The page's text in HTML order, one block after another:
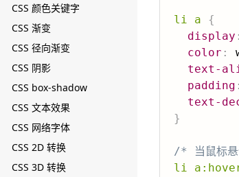
CSS 颜色关键字
CSS 渐变
CSS 径向渐变
CSS 阴影
CSS box-shadow
CSS 文本效果
CSS 网络字体
CSS 2D 转换
CSS 3D 转换
li a
{
display :
color :
text-
padding :
text-
}
/* 当鼠标悬
li